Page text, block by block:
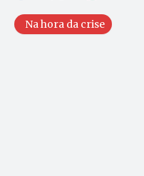
Na hora da crise